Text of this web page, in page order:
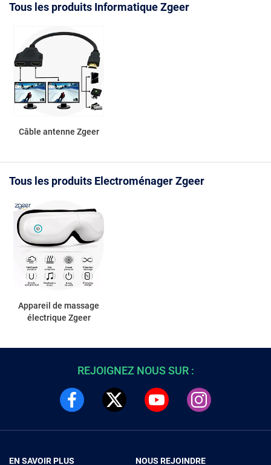
Tous les produits Informatique Zgeer
Câble antenne Zgeer
Tous les produits Electroménager Zgeer
Appareil de massage
électrique Zgeer
REJOIGNEZ NOUS SUR :
EN SAVOIR PLUS NOUS REJOINDRE